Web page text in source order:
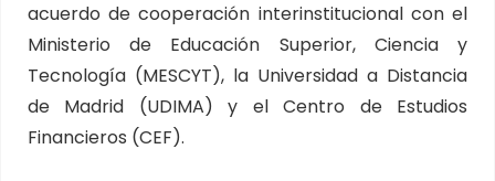
acuerdo de cooperación interinstitucional con el
Ministerio de Educación Superior, Ciencia y
Tecnología (MESCYT), la Universidad a Distancia
de Madrid (UDIMA) y el Centro de Estudios
Financieros (CEF).